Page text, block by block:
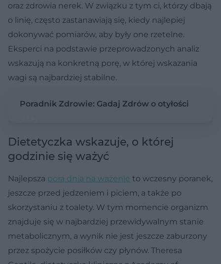
oraz zdrowia nerek. W związku z tym ci, którzy dbają
o linię, często zastanawiają się, kiedy najlepiej
dokonywać pomiarów, aby były one rzetelne.
Eksperci na podstawie przeprowadzonych analiz
wskazują na konkretną porę, w której wskazania
wagi są najbardziej stabilne.
Poradnik Zdrowie: Gadaj Zdrów o otyłości
Dietetyczka wskazuje, o której
godzinie się ważyć
Najlepsza pora dnia na ważenie to wczesny poranek,
jeszcze przed jedzeniem i piciem, a także po
skorzystaniu z toalety. W tym momencie organizm
znajduje się w najbardziej przewidywalnym stanie
metabolicznym, a wynik nie jest jeszcze zaburzony
przez spożycie posiłków czy płynów. Theresa